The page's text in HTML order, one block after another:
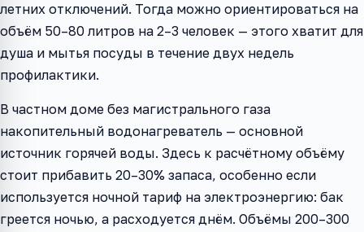
летних отключений. Тогда можно ориентироваться на
объём 50–80 литров на 2–3 человек — этого хватит для
душа и мытья посуды в течение двух недель
профилактики.
В частном доме без магистрального газа
накопительный водонагреватель — основной
источник горячей воды. Здесь к расчётному объёму
стоит прибавить 20–30% запаса, особенно если
используется ночной тариф на электроэнергию: бак
греется ночью, а расходуется днём. Объёмы 200–300